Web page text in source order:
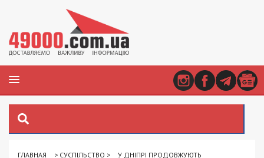
ГЛАВНАЯ > СУСПІЛЬСТВО >
У ДНІПРІ ПРОДОВЖУЮТЬ